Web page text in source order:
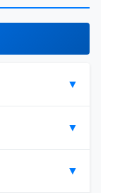
▼
▼
▼